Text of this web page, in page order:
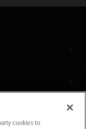
cookies to